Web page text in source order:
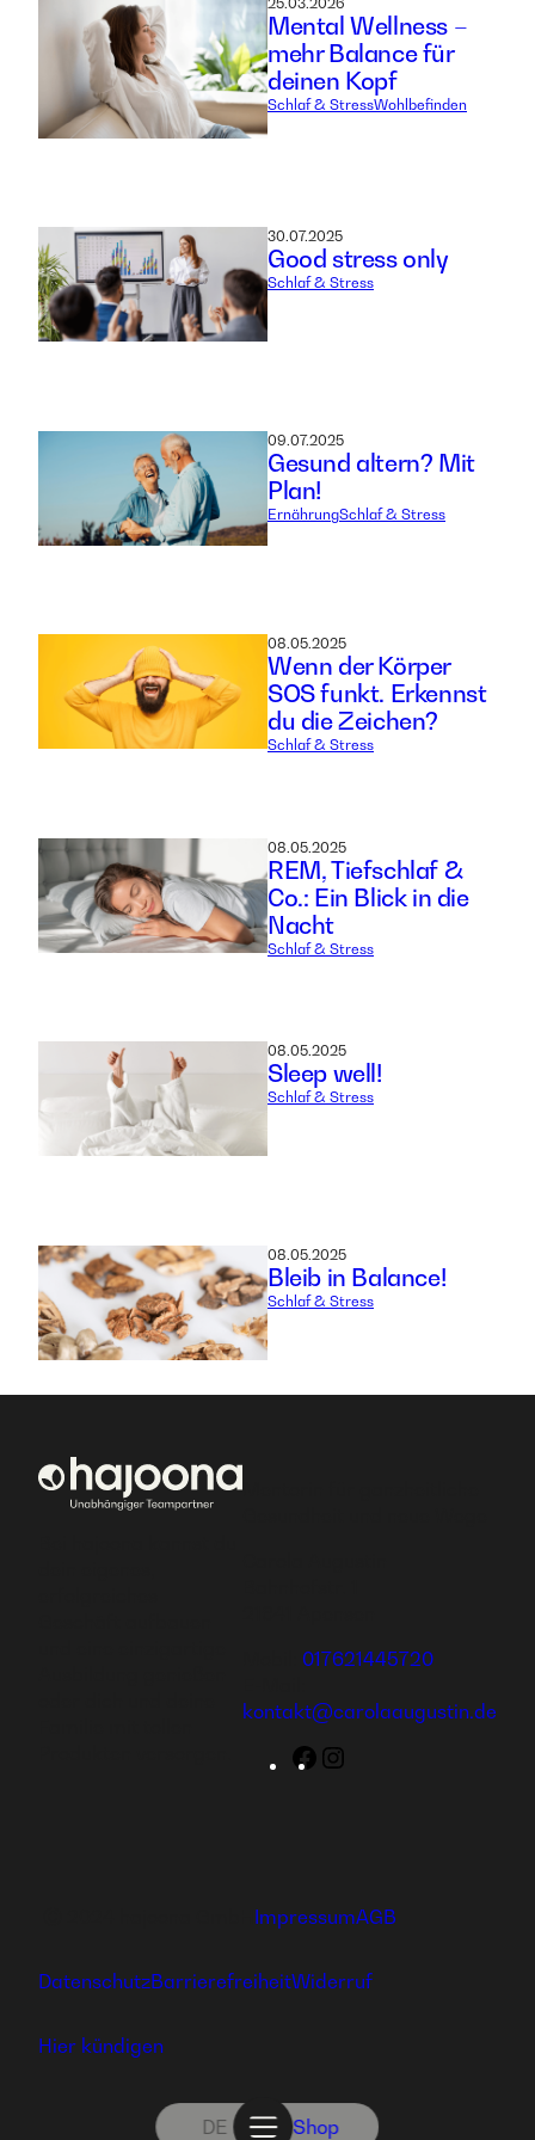
DE Shop
Mental Wellness –
mehr Balance für
deinen Kopf
Schlaf & StressWohlbefinden
30.07.2025
Good stress only
Schlaf & Stress
09.07.2025
Gesund altern? Mit
Plan!
ErnährungSchlaf & Stress
08.05.2025
Wenn der Körper
SOS funkt. Erkennst
du die Zeichen?
Schlaf & Stress
08.05.2025
REM, Tiefschlaf &
Co.: Ein Blick in die
Nacht
Schlaf & Stress
08.05.2025
Sleep well!
Schlaf & Stress
08.05.2025
Bleib in Balance!
Schlaf & Stress
017621445720
kontakt@carolaaugustin.de
Facebook
ImpressumAGB
DatenschutzBarrierefreiheitWiderruf
Hier kündigen